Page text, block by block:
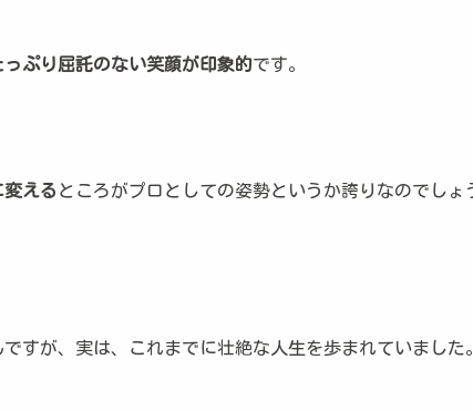
ぷり屈託のない笑顔が印象的です。
変える ところがプロとしての姿勢というか誇りなのでしょ
すが、実は、これまでに壮絶な人生を歩まれていました。